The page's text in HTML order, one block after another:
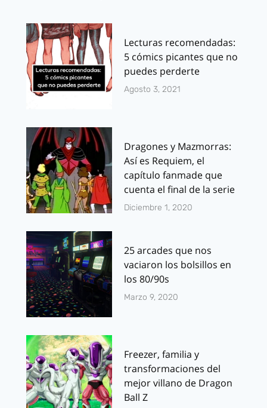
Lecturas recomendadas:
5 cómics picantes que no
puedes perderte
Agosto 3, 2021
Dragones y Mazmorras:
Así es Requiem, el
capítulo fanmade que
cuenta el final de la serie
Diciembre 1, 2020
25 arcades que nos
vaciaron los bolsillos en
los 80/90s
Marzo 9, 2020
Freezer, familia y
transformaciones del
mejor villano de Dragon
Ball Z